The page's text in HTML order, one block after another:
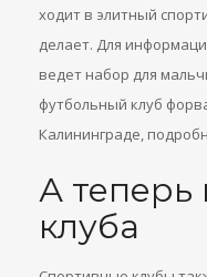
ходит в элитный
делает. Для
ведет набор для
футбольный клуб
Калининграде,
А теперь
клуба